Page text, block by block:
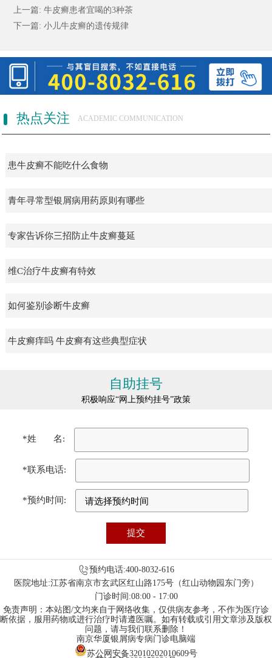
上一篇: 牛皮癣患者宜喝的3种茶
下一篇: 小儿牛皮癣的遗传规律
热点关注 ACADEMIC COMMUNICATION
患牛皮癣不能吃什么食物
青年寻常型银屑病用药原则有哪些
专家告诉你三招防止牛皮癣蔓延
维C治疗牛皮癣有特效
如何鉴别诊断牛皮癣
牛皮癣痒吗 牛皮癣有这些典型症状
自助挂号
积极响应“网上预约挂号”政策
*姓 名:
*联系电话:
*预约时间:
预约电话:400-8032-616
医院地址:江苏省南京市玄武区红山路175号（红山动物园东门旁）
门诊时间:08:00 - 17:00
免责声明：本站图/文均来自于网络收集，仅供病友参考，不作为医疗诊
断依据，服用药物或进行治疗时请遵医嘱。如有转载或引用文章涉及版权
问题，请与我们联系删除！
南京华厦银屑病专病门诊电脑端
苏公网安备32010202010609号